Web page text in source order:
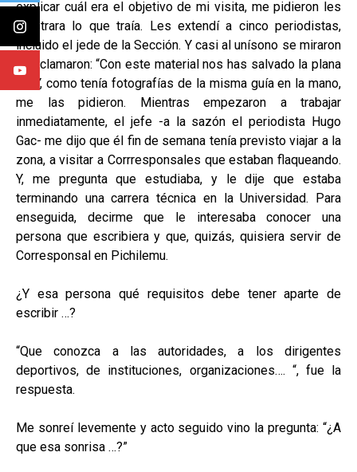
explicar cuál era el objetivo de mi visita, me pidieron les
mostrara lo que traía. Les extendí a cinco periodistas,
incluido el jede de la Sección. Y casi al unísono se miraron
y exclamaron: “Con este material nos has salvado la plana
…”. Y, como tenía fotografías de la misma guía en la mano,
me las pidieron. Mientras empezaron a trabajar
inmediatamente, el jefe -a la sazón el periodista Hugo
Gac- me dijo que él fin de semana tenía previsto viajar a la
zona, a visitar a Corrresponsales que estaban flaqueando.
Y, me pregunta que estudiaba, y le dije que estaba
terminando una carrera técnica en la Universidad. Para
enseguida, decirme que le interesaba conocer una
persona que escribiera y que, quizás, quisiera servir de
Corresponsal en Pichilemu.
¿Y esa persona qué requisitos debe tener aparte de
escribir …?
“Que conozca a las autoridades, a los dirigentes
deportivos, de instituciones, organizaciones…. “, fue la
respuesta.
Me sonreí levemente y acto seguido vino la pregunta: “¿A
que esa sonrisa …?”